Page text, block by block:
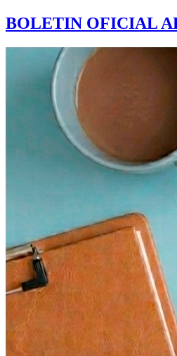
BOLETIN OFICIAL